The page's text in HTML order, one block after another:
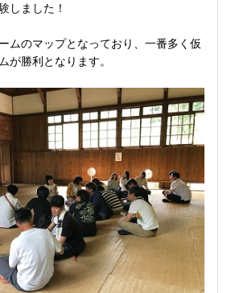
しました！
ムのマップとなっており、一番多く仮
が勝利となります。